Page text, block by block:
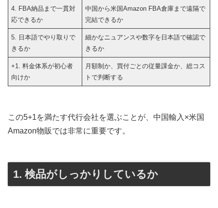
4. FBA納品まで一貫対
応できるか
中国から米国Amazon FBA倉庫まで遠隔で
完結できるか
5. 日本語でやり取りで
きるか
細かなニュアンスや数字を日本語で確認で
きるか
+1. 料金体系が初心者
向けか
月額制か、買付ごとの従量課金か、総コス
トで判断する
この5+1を満たす代行会社を選ぶことが、中国輸入×米国
Amazon物販では非常に重要です。
1. 検品がしっかりしているか